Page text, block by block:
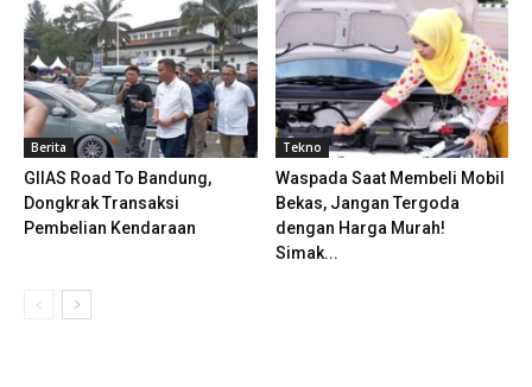
Berita
GIIAS Road To Bandung,
Dongkrak Transaksi
Pembelian Kendaraan
Tekno
Waspada Saat Membeli Mobil
Bekas, Jangan Tergoda
dengan Harga Murah!
Simak...